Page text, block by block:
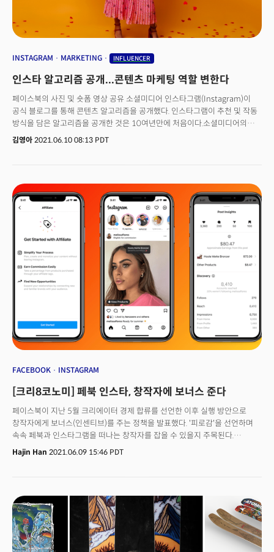
INSTAGRAM MARKETING INFLUENCER
인스타 알고리즘 공개...콘텐츠 마케팅 역할 변한다
페이스북의 사진 및 숏폼 영상 공유 소셜미디어 인스타그램(Instagram)이
공식 블로그를 통해 콘텐츠 알고리즘을 공개했다. 인스타그램이 추천 및 작동
방식을 담은 알고리즘을 공개한 것은 10여년만에 처음이다.소셜미디어의
콘텐츠 노출 알고리즘은 그동안 큰 관심거리였다. 특히 콘텐츠
콘텐츠와 온라인 커뮤니케이션의 중요성이 커지고 가짜 뉴스 등이 사회적
문제가 되면서 소셜미디어 알고리즘의 중요성이 부각되기 시작한 것.
인스타그램은 이번 알고리즘 공개를 통해 콘텐츠를 어떻게 규제할 것인지,
콘텐츠 크리에이터들의 역할이 어떻게 달라져야 할 것인지 제시했다.
더밀크는 인스타그램이 발표한 세부 콘텐츠별 우선노출 알고리즘의 특징을
분석, 대응 방법을 찾았다.
김영아 2021.06.10 08:13 PDT
FACEBOOK INSTAGRAM
[크리8코노미] 페북 인스타, 창작자에 보너스 준다
페이스북이 지난 5월 크리에이터 경제 합류를 선언한 이후 실행 방안으로
창작자에게 보너스(인센티브)를 주는 정책을 발표했다. '피로감'을 선언하며
속속 페북과 인스타그램을 떠나는 창작자를 잡을 수 있을지 주목된다.
페이스북은 크리에이터들에게 인스타그램 운영에 대한 조언과 교육을
제공하는 온라인 이벤트인 '크리에이터 위크(Creator Week)’를 열고
기능을 발표한 것. 저커버그는 “우리의 목표는 크리에이터들이 수익을 올릴 수
있는 가장 좋은 플랫폼이 되는 것이다. 만약 세상과 공유할 만한 아이디어가
있다면, 당신은 페이스북과 인스타그램에 쉽게 만들 수 있어야 한다. 또 그것을
통해 수익을 올릴 수 있을 것”이라고 강조했다.주커버그가 공개한 새로운
크리에이터 수익화 정책은 (1) 네이티브 제휴 마케팅 (2)편리한 콘텐츠 제작
Hajin Han 2021.06.09 15:46 PDT